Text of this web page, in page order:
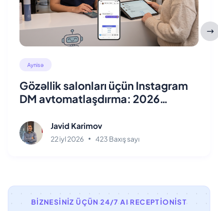
Aynisə
Gözəllik salonları üçün Instagram
DM avtomatlaşdırma: 2026
Javid Karimov
22 iyl 2026 423 Baxış sayı
BIZNESINIZ ÜÇÜN 24/7 AI RECEPTIONIST